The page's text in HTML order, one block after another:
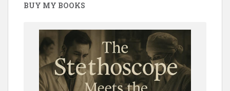
BUY MY BOOKS